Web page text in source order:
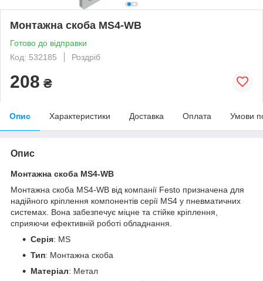
Монтажна скоба MS4-WB
Готово до відправки
Код: 532185
Роздріб
208 ₴
Опис Характеристики Доставка Оплата Умови
Опис
Монтажна скоба MS4-WB
Монтажна скоба MS4-WB від компанії Festo призначена для
надійного кріплення компонентів серії MS4 у пневматичних
системах. Вона забезпечує міцне та стійке кріплення,
сприяючи ефективній роботі обладнання.
Серія: MS
Тип: Монтажна скоба
Матеріал: Метал